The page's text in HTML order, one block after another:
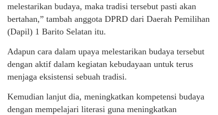
melestarikan budaya, maka tradisi tersebut pasti akan
bertahan,” tambah anggota DPRD dari Daerah Pemilihan
(Dapil) 1 Barito Selatan itu.
Adapun cara dalam upaya melestarikan budaya tersebut
dengan aktif dalam kegiatan kebudayaan untuk terus
menjaga eksistensi sebuah tradisi.
Kemudian lanjut dia, meningkatkan kompetensi budaya
dengan mempelajari literasi guna meningkatkan